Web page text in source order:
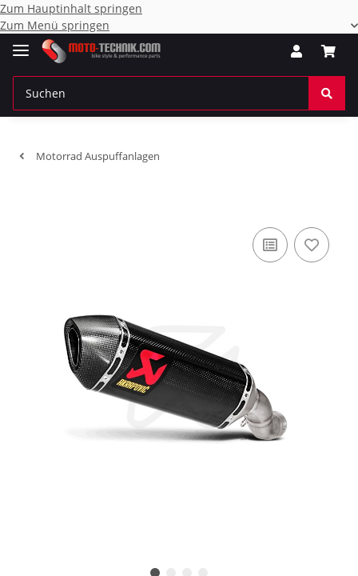
Zum Hauptinhalt springen
Zum Menü springen
Motorrad Auspuffanlagen